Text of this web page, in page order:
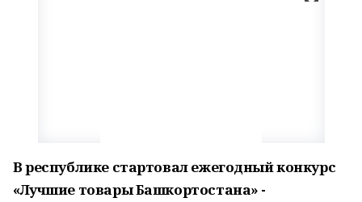
В республике стартовал ежегодный конкурс
«Лучшие товары Башкортостана» -